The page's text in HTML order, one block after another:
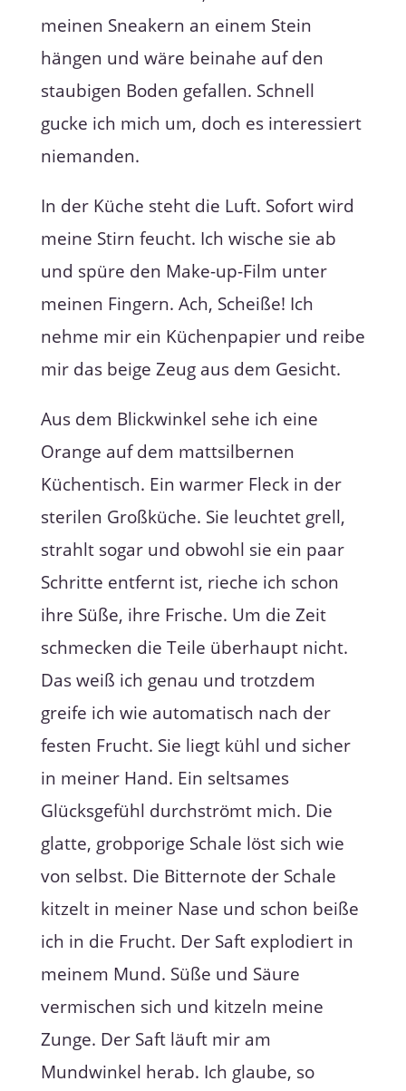
meinen Sneakern an einem Stein
hängen und wäre beinahe auf den
staubigen Boden gefallen. Schnell
gucke ich mich um, doch es interessiert
niemanden.
In der Küche steht die Luft. Sofort wird
meine Stirn feucht. Ich wische sie ab
und spüre den Make-up-Film unter
meinen Fingern. Ach, Scheiße! Ich
nehme mir ein Küchenpapier und reibe
mir das beige Zeug aus dem Gesicht.
Aus dem Blickwinkel sehe ich eine
Orange auf dem mattsilbernen
Küchentisch. Ein warmer Fleck in der
sterilen Großküche. Sie leuchtet grell,
strahlt sogar und obwohl sie ein paar
Schritte entfernt ist, rieche ich schon
ihre Süße, ihre Frische. Um die Zeit
schmecken die Teile überhaupt nicht.
Das weiß ich genau und trotzdem
greife ich wie automatisch nach der
festen Frucht. Sie liegt kühl und sicher
in meiner Hand. Ein seltsames
Glücksgefühl durchströmt mich. Die
glatte, grobporige Schale löst sich wie
von selbst. Die Bitternote der Schale
kitzelt in meiner Nase und schon beiße
ich in die Frucht. Der Saft explodiert in
meinem Mund. Süße und Säure
vermischen sich und kitzeln meine
Zunge. Der Saft läuft mir am
Mundwinkel herab. Ich glaube, so